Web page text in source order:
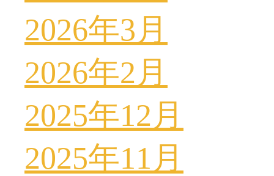
2026年3月
2026年2月
2025年12月
2025年11月